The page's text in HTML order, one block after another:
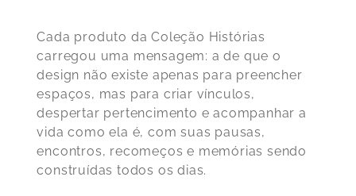
Cada produto da Coleção Histórias
carregou uma mensagem: a de que o
design não existe apenas para preencher
espaços, mas para criar vínculos,
despertar pertencimento e acompanhar a
vida como ela é, com suas pausas,
encontros, recomeços e memórias sendo
construídas todos os dias.